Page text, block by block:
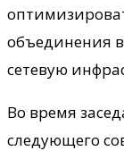
объединения
сетевую
Во время
следующего